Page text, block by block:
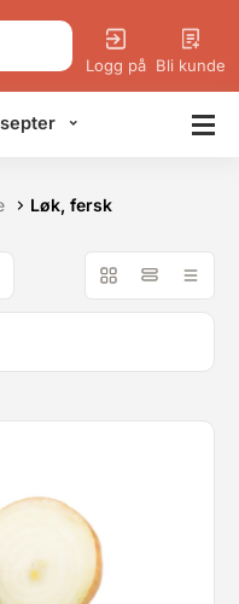
Logg på Bli kunde
Løk, fersk